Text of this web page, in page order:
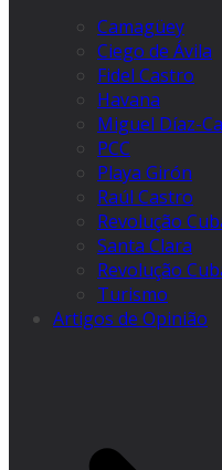
Camagüey
Ciego de Ávila
Fidel Castro
Havana
Miguel Díaz-
PCC
Playa Girón
Raúl Castro
Revolução
Santa Clara
Revolução
Turismo
Artigos de Opinião